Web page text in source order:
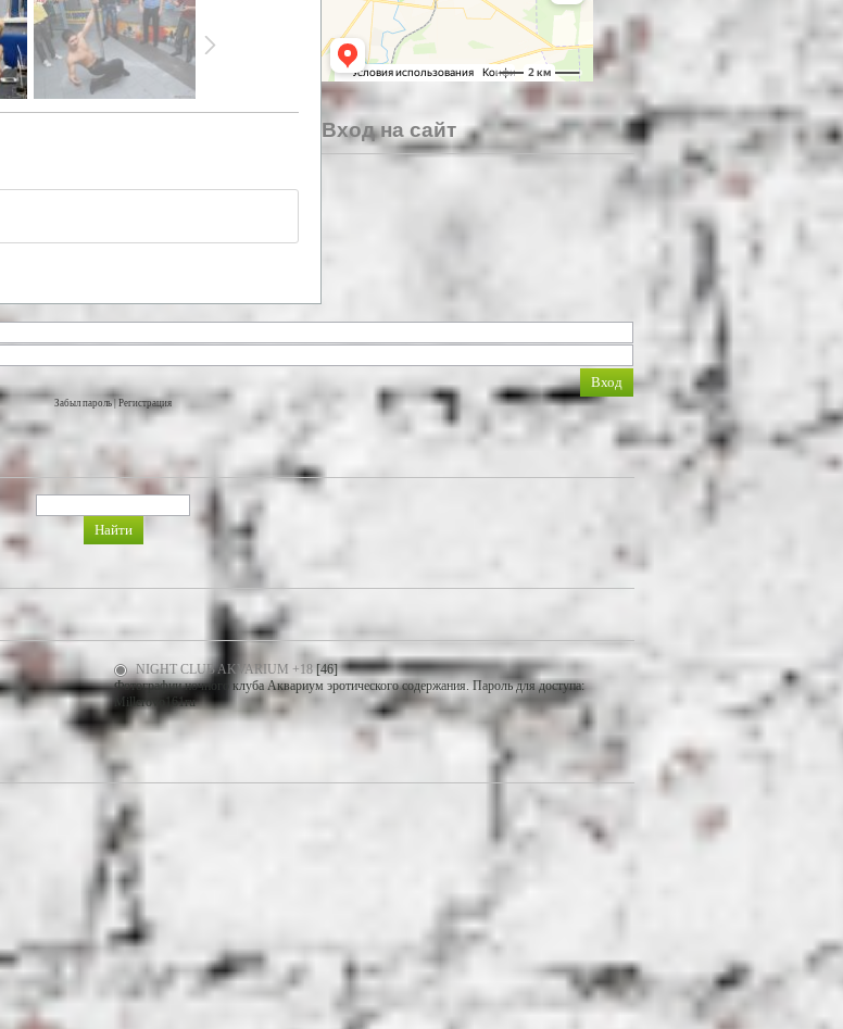
Вход на сайт
Забыл пароль|Регистрация
NIGHT CLUB AKVARIUM +18 [46]
Фотографии ночного клуба Аквариум эротического содержания. Пароль для доступа:
Millerovo161ru